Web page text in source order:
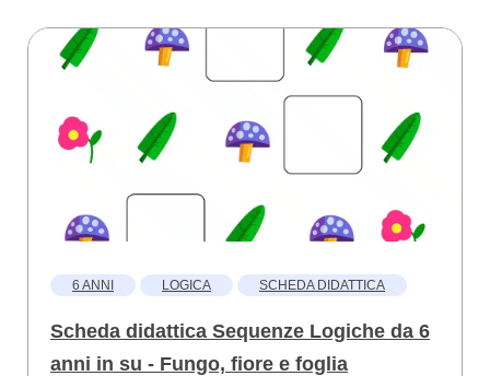
6 ANNI LOGICA SCHEDA DIDATTICA
Scheda didattica Sequenze Logiche da 6
anni in su - Fungo, fiore e foglia